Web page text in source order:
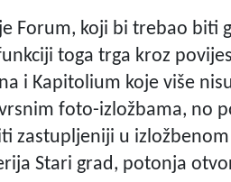
Forum, koji bi trebao biti
toga trga kroz
i Kapitolium koje više
foto-izložbama, no
zastupljeniji u
Stari grad, potonja